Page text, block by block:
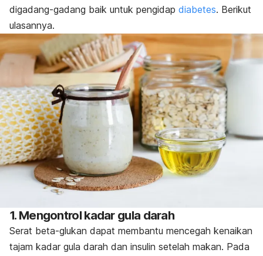
digadang-gadang baik untuk pengidap diabetes. Berikut
ulasannya.
1. Mengontrol kadar gula darah
Serat beta-glukan dapat membantu mencegah kenaikan
tajam kadar gula darah dan insulin setelah makan. Pada